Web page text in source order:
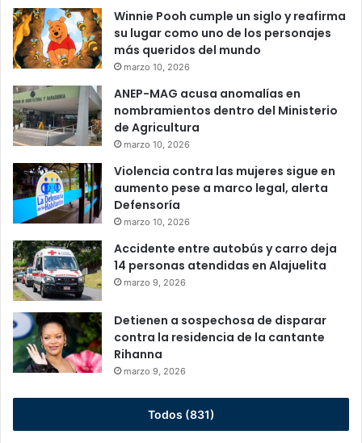
Winnie Pooh cumple un siglo y reafirma
su lugar como uno de los personajes
más queridos del mundo
marzo 10, 2026
ANEP-MAG acusa anomalías en
nombramientos dentro del Ministerio
de Agricultura
marzo 10, 2026
Violencia contra las mujeres sigue en
aumento pese a marco legal, alerta
Defensoría
marzo 10, 2026
Accidente entre autobús y carro deja
14 personas atendidas en Alajuelita
marzo 9, 2026
Detienen a sospechosa de disparar
contra la residencia de la cantante
Rihanna
marzo 9, 2026
Todos (831)